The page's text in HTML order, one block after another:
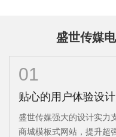
盛世传媒
01
贴心的用户体验设计
盛世传媒强大的设计实力
商城模板式网站，提升超